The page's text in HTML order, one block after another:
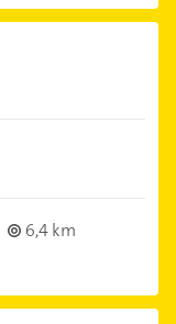
6,4 km